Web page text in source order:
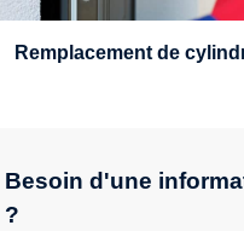
Besoin d'une
?
Remplacement de